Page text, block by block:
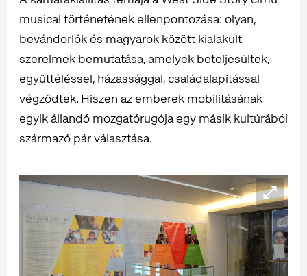
musical történetének ellenpontozása: olyan,
bevándorlók és magyarok között kialakult
szerelmek bemutatása, amelyek beteljesültek,
együttéléssel, házassággal, családalapítással
végződtek. Hiszen az emberek mobilitásának
egyik állandó mozgatórugója egy másik kultúrából
származó pár választása.